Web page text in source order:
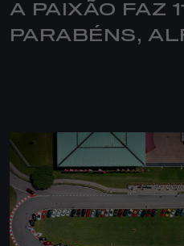
A PAIXÃO FAZ
PARABÉNS,